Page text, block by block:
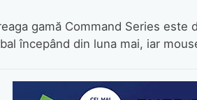
gamă Command Series este
începând din luna mai, iar